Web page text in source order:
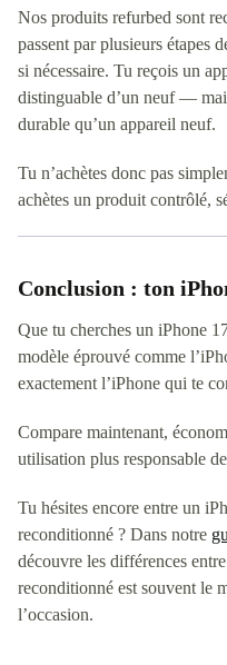
Nos produits refurbed sont
passent par plusieurs étapes
si nécessaire. Tu reçois un
distinguable d’un neuf —
durable qu’un appareil neuf.
Tu n’achètes donc pas
achètes un produit contrôlé,
Conclusion : ton
Que tu cherches un iPhone
modèle éprouvé comme
exactement l’iPhone qui te
Compare maintenant,
utilisation plus responsable
Tu hésites encore entre un
reconditionné ? Dans notre
découvre les différences
reconditionné est souvent le
l’occasion.